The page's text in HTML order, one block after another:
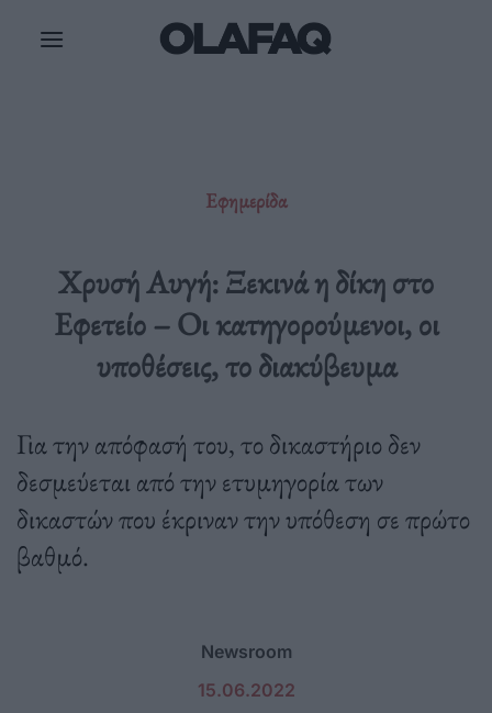
Εφημερίδα
Χρυσή Αυγή: Ξεκινά η δίκη στο
Εφετείο – Οι κατηγορούμενοι, οι
υποθέσεις, το διακύβευμα
Για την απόφασή του, το δικαστήριο δεν
δεσμεύεται από την ετυμηγορία των
δικαστών που έκριναν την υπόθεση σε πρώτο
βαθμό.
Newsroom
15.06.2022